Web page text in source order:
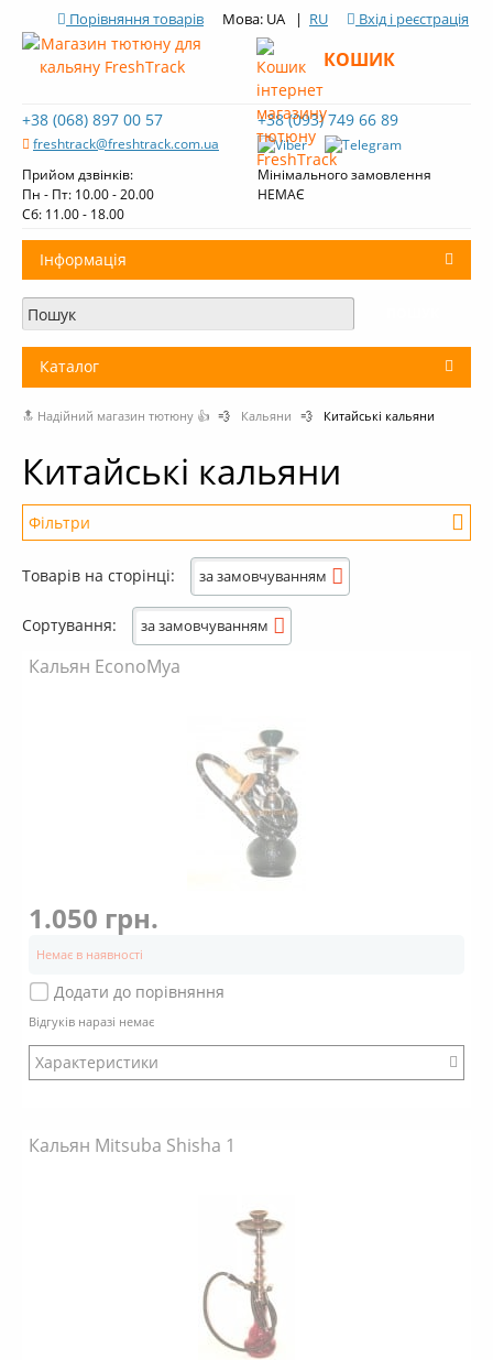
Порівняння товарів Мова: UA | RU Вхід і реєстрація
+38 (068) 897 00 57
freshtrack@freshtrack.com.ua
+38 (093) 749 66 89
Прийом дзвінків:
Пн - Пт: 10.00 - 20.00
Cб: 11.00 - 18.00
Мінімального замовлення
НЕМАЄ
КОШИК
Інформація
Про нас
Доставка і оплата
Каталог
Тютюн для кальяну
Вугілля для кальяну
Кальяни
+
Комплектуючі для кальяну
+
Аксесуари для кальяну
Новинки
РОЗПРОДАЖ -%
🔝 Надійний магазин тютюну 👍 💨 Кальяни 💨 Китайські кальяни
Китайські кальяни
Фільтри
Діапазон цін
Mya(1)
Товарів на сторінці: за замовчуванням
Сортування: за замовчуванням
Кальян EconoMya
1.050 грн.
Немає в наявності
Додати до порівняння
Відгуків наразі немає
Характеристики
Кальян Mitsuba Shisha 1